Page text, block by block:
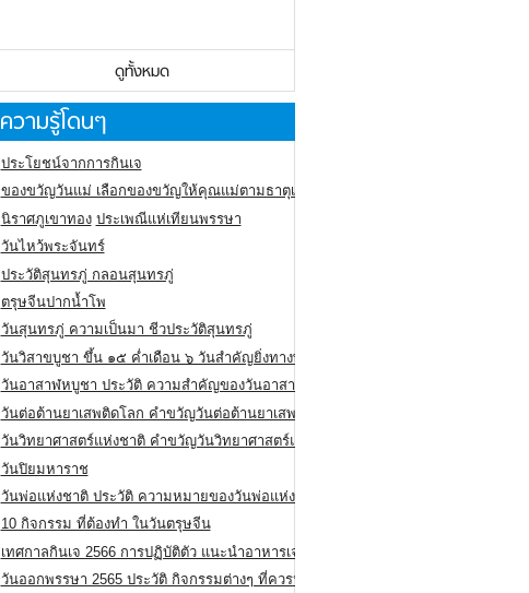
ดูทั้งหมด
ความรู้โดนๆ
ประโยชน์จากการกินเจ
ของขวัญวันแม่ เลือกของขวัญให้คุณแม่ตามธาตุเกิด
นิราศภูเขาทอง ประเพณีแห่เทียนพรรษา
วันไหว้พระจันทร์
ประวัติสุนทรภู่ กลอนสุนทรภู่
ตรุษจีนปากน้ำโพ
วันสุนทรภู่ ความเป็นมา ชีวประวัติสุนทรภู่
วันวิสาขบูชา ขึ้น ๑๕ ค่ำเดือน ๖ วันสำคัญยิ่งทางพระพุทธศาสนา
วันอาสาฬหบูชา ประวัติ ความสําคัญของวันอาสาฬหบูชา
วันต่อต้านยาเสพติดโลก คำขวัญวันต่อต้านยาเสพติดสากล
วันวิทยาศาสตร์แห่งชาติ คำขวัญวันวิทยาศาสตร์แห่งชาติ
วันปิยมหาราช
วันพ่อแห่งชาติ ประวัติ ความหมายของวันพ่อแห่งชาติ
10 กิจกรรม ที่ต้องทำ ในวันตรุษจีน
เทศกาลกินเจ 2566 การปฏิบัติตัว แนะนำอาหารเจ
วันออกพรรษา 2565 ประวัติ กิจกรรมต่างๆ ที่ควรปฏิบัติ